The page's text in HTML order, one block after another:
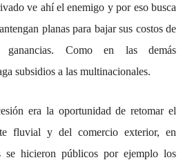
ve ahí el enemigo y por eso busca
planas para bajar sus costos de
ganancias. Como en las demás
subsidios a las multinacionales.
era la oportunidad de retomar el
fluvial y del comercio exterior, en
se hicieron públicos por ejemplo los